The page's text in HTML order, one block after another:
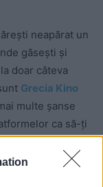
neapărat un
găsești și
doar câteva
Grecia Kino
multe șanse
ca să-ți